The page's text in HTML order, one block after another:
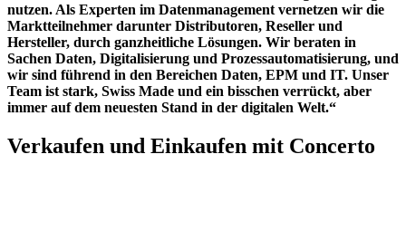
nutzen. Als Experten im Datenmanagement vernetzen wir die
Marktteilnehmer darunter Distributoren, Reseller und
Hersteller, durch ganzheitliche Lösungen. Wir beraten in
Sachen Daten, Digitalisierung und Prozessautomatisierung, und
wir sind führend in den Bereichen Daten, EPM und IT. Unser
Team ist stark, Swiss Made und ein bisschen verrückt, aber
immer auf dem neuesten Stand in der digitalen Welt.“
Verkaufen und Einkaufen mit Concerto